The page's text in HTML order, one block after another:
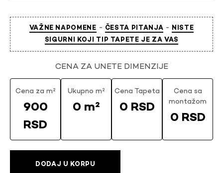
VAŽNE NAPOMENE - ČESTA PITANJA -
NISTE
SIGURNI KOJI TIP TAPETE JE ZA VAS
CENA ZA UNETE DIMENZIJE
Cena za m²
900
RSD
Ukupno m²
0 m²
Cena Tapeta
0 RSD
Cena sa
montažom
0 RSD
DODAJ U KORPU